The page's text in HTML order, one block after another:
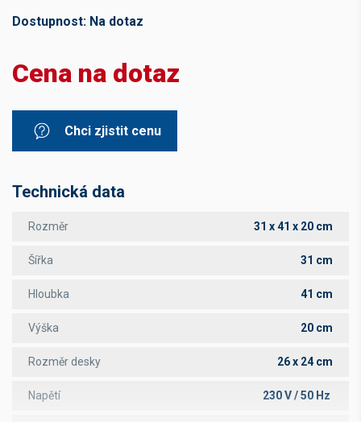
Dostupnost: Na dotaz
Cena na dotaz
Chci zjistit cenu
Technická data
Rozměr 31 x 41 x 20 cm
Šířka 31 cm
Hloubka 41 cm
Výška 20 cm
Rozměr desky 26 x 24 cm
Napětí 230 V / 50 Hz